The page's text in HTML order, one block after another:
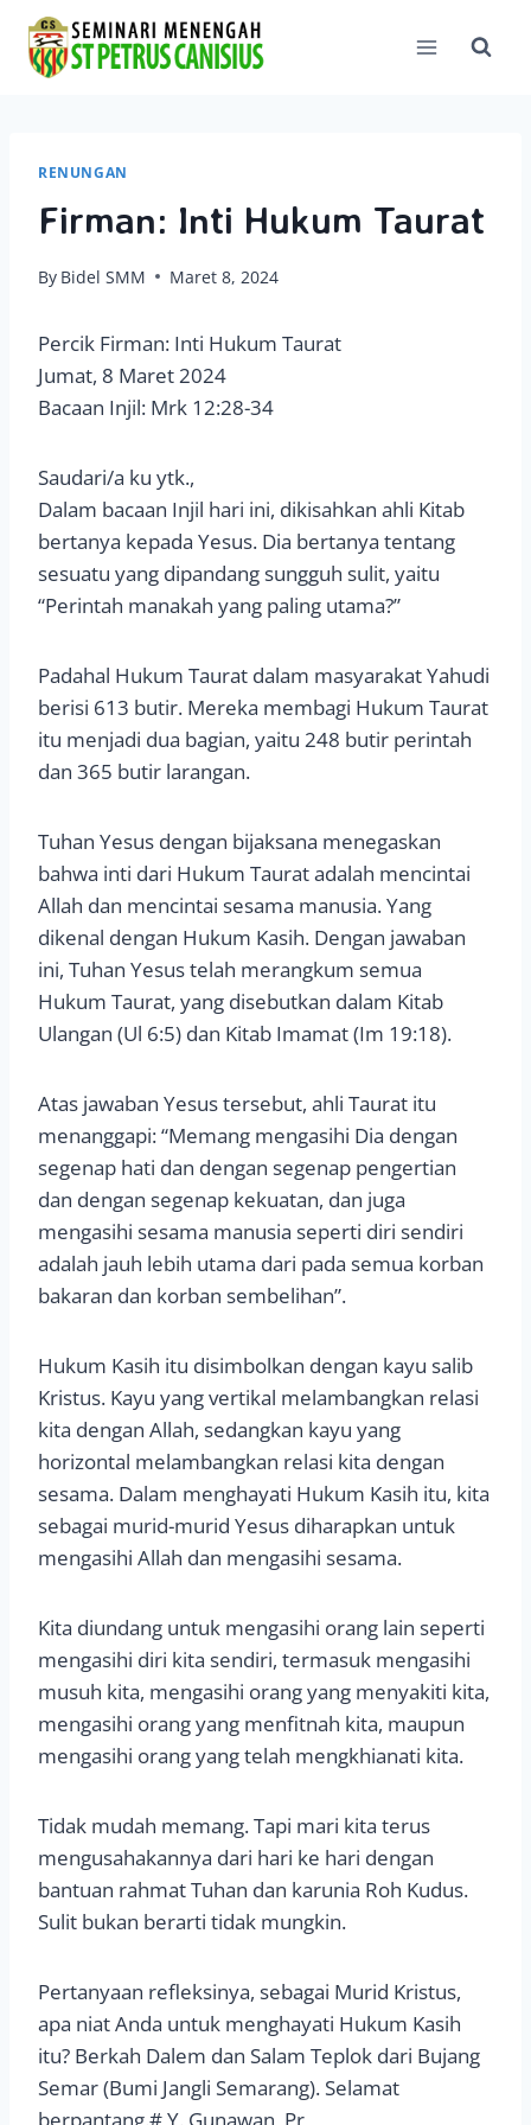
content
RENUNGAN
Firman: Inti Hukum Taurat
By Bidel SMM Maret 8, 2024
Percik Firman: Inti Hukum Taurat
Jumat, 8 Maret 2024
Bacaan Injil: Mrk 12:28-34
Saudari/a ku ytk.,
Dalam bacaan Injil hari ini, dikisahkan ahli Kitab
bertanya kepada Yesus. Dia bertanya tentang
sesuatu yang dipandang sungguh sulit, yaitu
“Perintah manakah yang paling utama?”
Padahal Hukum Taurat dalam masyarakat Yahudi
berisi 613 butir. Mereka membagi Hukum Taurat
itu menjadi dua bagian, yaitu 248 butir perintah
dan 365 butir larangan.
Tuhan Yesus dengan bijaksana menegaskan
bahwa inti dari Hukum Taurat adalah mencintai
Allah dan mencintai sesama manusia. Yang
dikenal dengan Hukum Kasih. Dengan jawaban
ini, Tuhan Yesus telah merangkum semua
Hukum Taurat, yang disebutkan dalam Kitab
Ulangan (Ul 6:5) dan Kitab Imamat (Im 19:18).
Atas jawaban Yesus tersebut, ahli Taurat itu
menanggapi: “Memang mengasihi Dia dengan
segenap hati dan dengan segenap pengertian
dan dengan segenap kekuatan, dan juga
mengasihi sesama manusia seperti diri sendiri
adalah jauh lebih utama dari pada semua korban
bakaran dan korban sembelihan”.
Hukum Kasih itu disimbolkan dengan kayu salib
Kristus. Kayu yang vertikal melambangkan relasi
kita dengan Allah, sedangkan kayu yang
horizontal melambangkan relasi kita dengan
sesama. Dalam menghayati Hukum Kasih itu, kita
sebagai murid-murid Yesus diharapkan untuk
mengasihi Allah dan mengasihi sesama.
Kita diundang untuk mengasihi orang lain seperti
mengasihi diri kita sendiri, termasuk mengasihi
musuh kita, mengasihi orang yang menyakiti kita,
mengasihi orang yang menfitnah kita, maupun
mengasihi orang yang telah mengkhianati kita.
Tidak mudah memang. Tapi mari kita terus
mengusahakannya dari hari ke hari dengan
bantuan rahmat Tuhan dan karunia Roh Kudus.
Sulit bukan berarti tidak mungkin.
Pertanyaan refleksinya, sebagai Murid Kristus,
apa niat Anda untuk menghayati Hukum Kasih
itu? Berkah Dalem dan Salam Teplok dari Bujang
Semar (Bumi Jangli Semarang). Selamat
berpantang.# Y. Gunawan, Pr